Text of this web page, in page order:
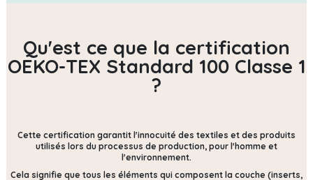
Qu'est ce que la certification
OEKO-TEX Standard 100 Classe 1
?
Cette certification garantit l'innocuité des textiles et des produits
utilisés lors du processus de production, pour l'homme et
l'environnement.
Cela signifie que tous les éléments qui composent la couche (inserts,